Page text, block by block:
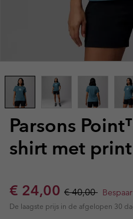
Parsons
shirt met
Sale price:
€ 24,00 Regular price:
€ 40,00
De laagste prijs in de afgelopen 30